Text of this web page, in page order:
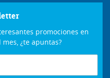
promociones en
¿te apuntas?